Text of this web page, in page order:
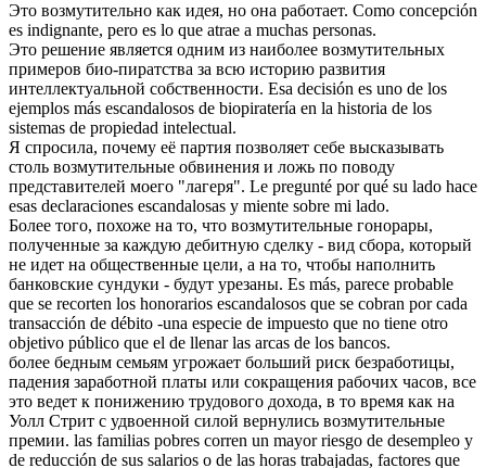
Это возмутительно как идея, но она работает. Como concepción
es indignante, pero es lo que atrae a muchas personas.
Это решение является одним из наиболее возмутительных
примеров био-пиратства за всю историю развития
интеллектуальной собственности. Esa decisión es uno de los
ejemplos más escandalosos de biopiratería en la historia de los
sistemas de propiedad intelectual.
Я спросила, почему её партия позволяет себе высказывать
столь возмутительные обвинения и ложь по поводу
представителей моего "лагеря". Le pregunté por qué su lado hace
esas declaraciones escandalosas y miente sobre mi lado.
Более того, похоже на то, что возмутительные гонорары,
полученные за каждую дебитную сделку - вид сбора, который
не идет на общественные цели, а на то, чтобы наполнить
банковские сундуки - будут урезаны. Es más, parece probable
que se recorten los honorarios escandalosos que se cobran por cada
transacción de débito -una especie de impuesto que no tiene otro
objetivo público que el de llenar las arcas de los bancos.
более бедным семьям угрожает больший риск безработицы,
падения заработной платы или сокращения рабочих часов, все
это ведет к понижению трудового дохода, в то время как на
Уолл Стрит с удвоенной силой вернулись возмутительные
премии. las familias pobres corren un mayor riesgo de desempleo y
de reducción de sus salarios o de las horas trabajadas, factores que